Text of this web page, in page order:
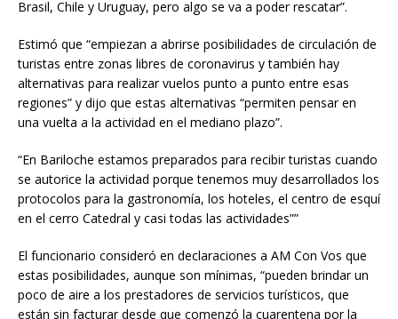
Brasil, Chile y Uruguay, pero algo se va a poder rescatar”.
Estimó que “empiezan a abrirse posibilidades de circulación de
turistas entre zonas libres de coronavirus y también hay
alternativas para realizar vuelos punto a punto entre esas
regiones” y dijo que estas alternativas “permiten pensar en
una vuelta a la actividad en el mediano plazo”.
“En Bariloche estamos preparados para recibir turistas cuando
se autorice la actividad porque tenemos muy desarrollados los
protocolos para la gastronomía, los hoteles, el centro de esquí
en el cerro Catedral y casi todas las actividades””
El funcionario consideró en declaraciones a AM Con Vos que
estas posibilidades, aunque son mínimas, “pueden brindar un
poco de aire a los prestadores de servicios turísticos, que
están sin facturar desde que comenzó la cuarentena por la